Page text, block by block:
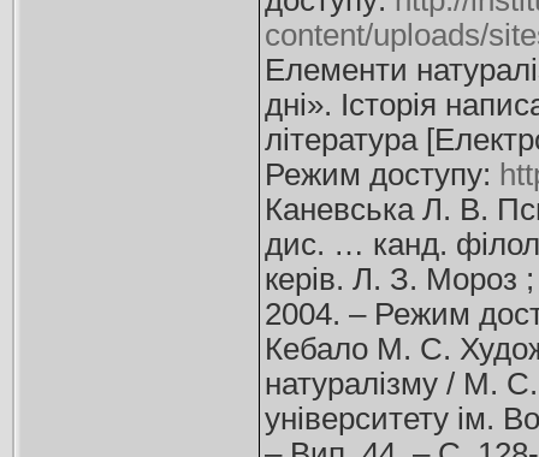
content/uploads/
Елементи
дні». Історія
література
Режим доступу:
Каневська Л. В.
дис. … канд.
керів. Л. З. Мороз
2004. – Режим
Кебало М. С.
натуралізму / М.
університету ім.